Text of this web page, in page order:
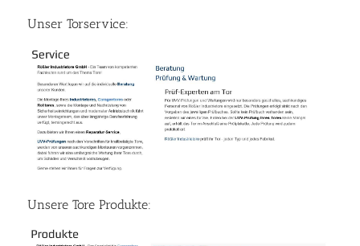
Unser Torservice:
Unsere Tore Produkte: